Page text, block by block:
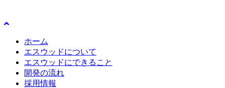
ホーム
エスウッドについて
エスウッドにできること
開発の流れ
採用情報